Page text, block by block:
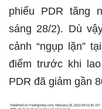
phiếu PDR tăng
sáng 28/2). Dù
cảnh “ngụp lặn”
điểm trước khi
PDR đã giảm gần